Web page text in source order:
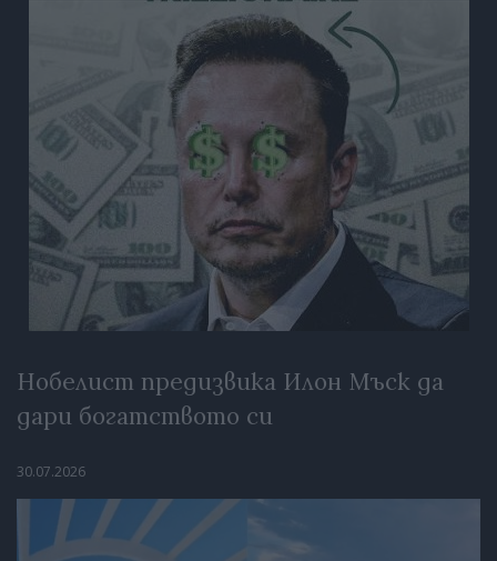
Нобелист предизвика Илон Мъск да
дари богатството си
30.07.2026